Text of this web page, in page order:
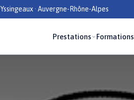
Yssingeaux · Auvergne-Rhône-Alpes
Prestations Formations